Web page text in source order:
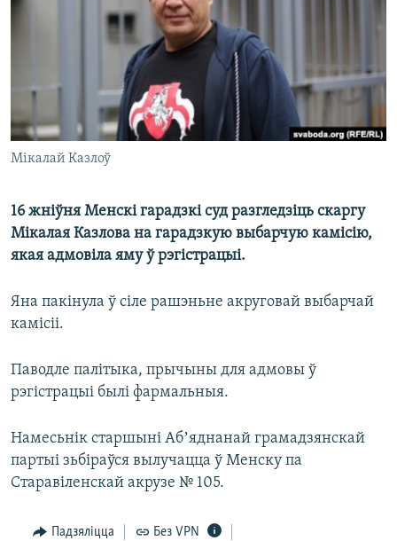
НА ХВАЛЯХ СВАБОДЫ
Мікалай Казлоў
16 жніўня Менскі гарадзкі суд разгледзіць скаргу
Мікалая Казлова на гарадзкую выбарчую камісію,
якая адмовіла яму ў рэгістрацыі.
Яна пакінула ў сіле рашэньне акруговай выбарчай
камісіі.
Паводле палітыка, прычыны для адмовы ў
рэгістрацыі былі фармальныя.
Намесьнік старшыні Абʼяднанай грамадзянскай
партыі зьбіраўся вылучацца ў Менску па
Старавіленскай акрузе № 105.
Падзяліцца Без VPN